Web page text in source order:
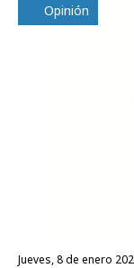
Opinión
jueves, 8 de enero